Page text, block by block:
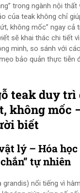
trong ngành nội
của teak không chỉ
không mốc” ngay cả
sẽ khai thác chi tiết
minh, so sánh với
bảo quản thực tiễn
teak duy trì
không mốc
biết
lý – Hóa
tự nhiên
grandis) nổi tiếng vì